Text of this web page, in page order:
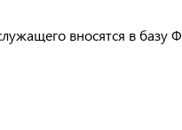
вносятся в